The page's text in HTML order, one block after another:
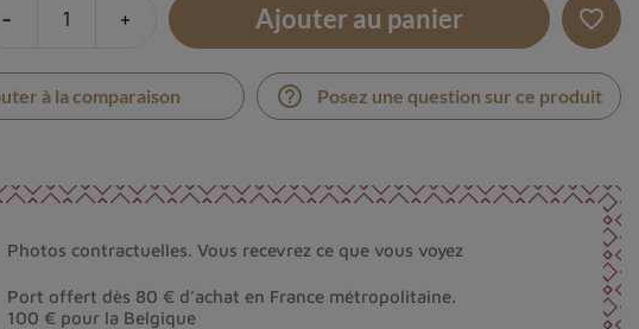
- + Ajouter au panier favorite_border
à la comparaison help_outline Posez une question sur ce produit
Photos contractuelles. Vous recevrez ce que vous voyez
Port offert dès 80 € d’achat en France métropolitaine.
100 € pour la Belgique